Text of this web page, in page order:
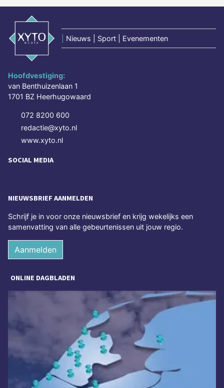
Nieuws | Sport | Evenementen
Hoofdvestiging:
van Benthuizenlaan 1
1701 BZ Heerhugowaard
072 8200 600
redactie@xyto.nl
www.xyto.nl
SOCIAL MEDIA
NIEUWSBRIEF AANMELDEN
Schrijf je in voor onze nieuwsbrief en krijg wekelijks een
samenvatting van alle gebeurtenissen uit jouw regio.
Aanmelden
ONLINE DAGBLADEN